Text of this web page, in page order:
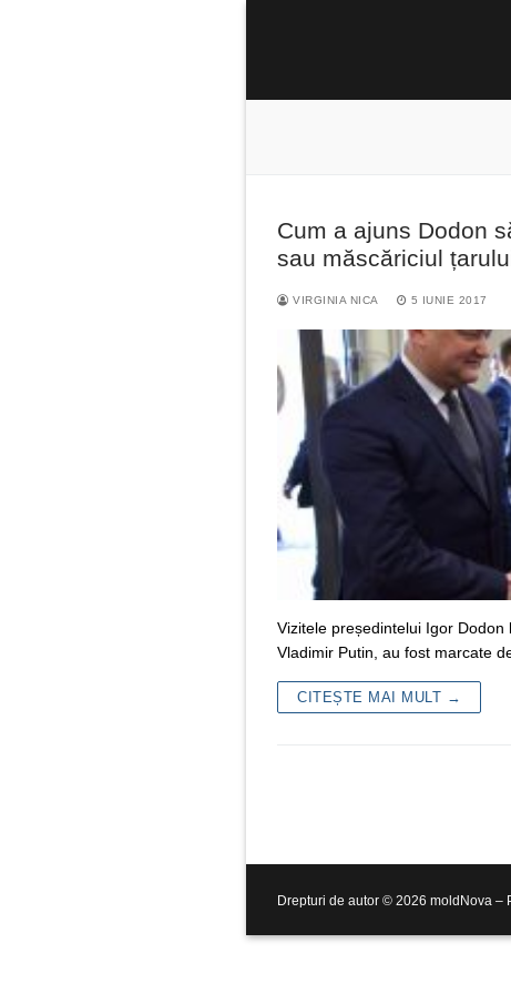
Caută
după:
Cum a ajuns Dodon
sau măscăriciul
VIRGINIA NICA 5 IUNIE 2017
Vizitele președintelui Igor
Vladimir Putin, au fost marcate
CITEȘTE MAI MULT →
Drepturi de autor © 2026 moldNova –